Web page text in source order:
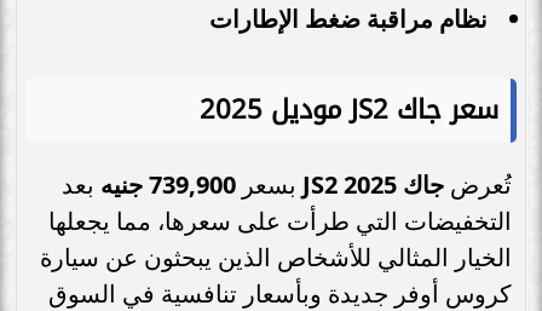
نظام مراقبة ضغط الإطارات
سعر جاك JS2 موديل 2025
تُعرض جاك JS2 2025 بسعر 739,900 جنيه
بعد
التخفيضات التي طرأت على سعرها، مما يجعلها
الخيار المثالي للأشخاص الذين يبحثون عن سيارة
كروس أوفر جديدة وبأسعار تنافسية في السوق